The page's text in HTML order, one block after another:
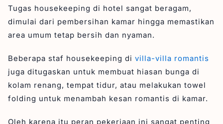
Tugas housekeeping di hotel sangat beragam,
dimulai dari pembersihan kamar hingga memastikan
area umum tetap bersih dan nyaman.
Beberapa staf housekeeping di villa-villa romantis
juga ditugaskan untuk membuat hiasan bunga di
kolam renang, tempat tidur, atau melakukan towel
folding untuk menambah kesan romantis di kamar.
Oleh karena itu peran pekerjaan ini sangat penting